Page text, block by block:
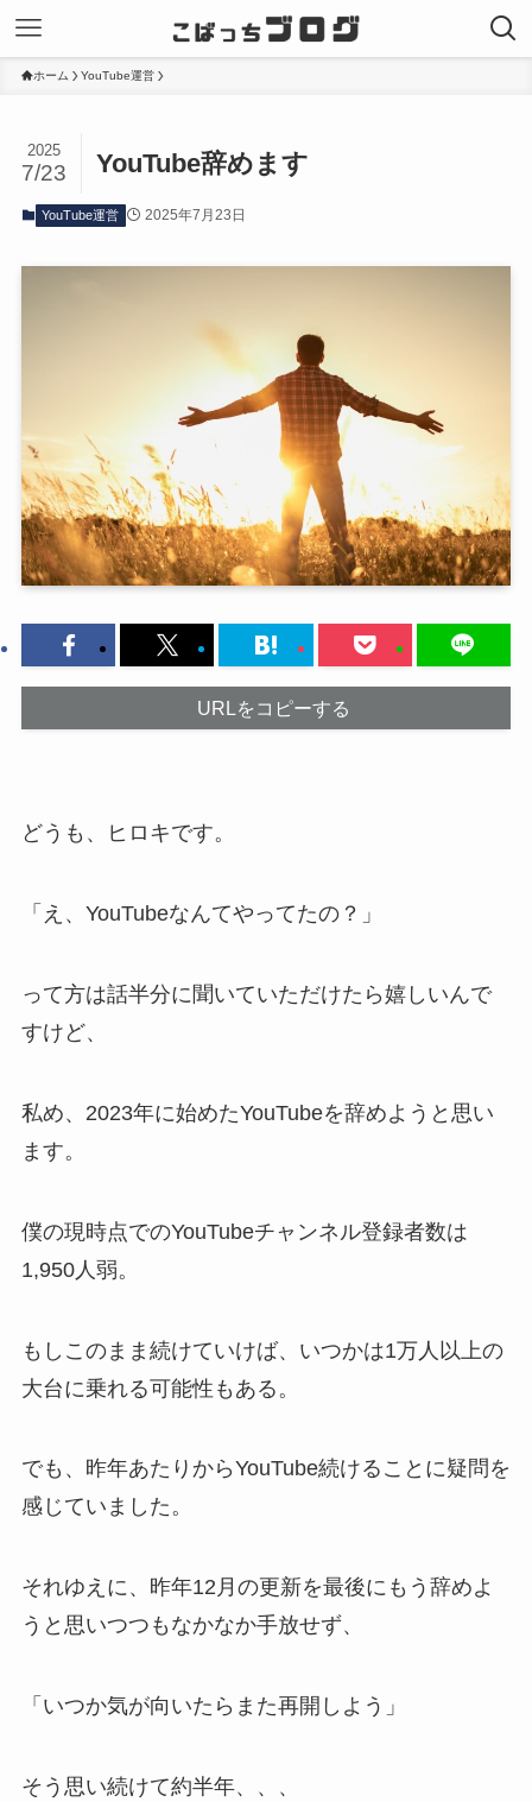
ホーム YouTube運営
YouTube辞めます
2025
7/23
YouTube運営 2025年7月23日
URLをコピーする
どうも、ヒロキです。
「え、YouTubeなんてやってたの？」
って方は話半分に聞いていただけたら嬉しいんで
すけど、
私め、2023年に始めたYouTubeを辞めようと思い
ます。
僕の現時点でのYouTubeチャンネル登録者数は
1,950人弱。
もしこのまま続けていけば、いつかは1万人以上の
大台に乗れる可能性もある。
でも、昨年あたりからYouTube続けることに疑問を
感じていました。
それゆえに、昨年12月の更新を最後にもう辞めよ
うと思いつつもなかなか手放せず、
「いつか気が向いたらまた再開しよう」
そう思い続けて約半年、、、